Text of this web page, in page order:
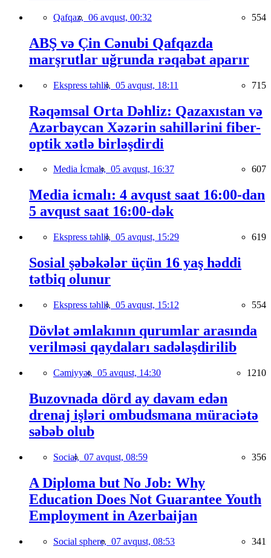
Qafqaz, 06 avqust, 00:32 554
ABŞ və Çin Cənubi Qafqazda
marşrutlar uğrunda rəqabət aparır
Ekspress təhlil, 05 avqust, 18:11 715
Rəqəmsal Orta Dəhliz: Qazaxıstan və
Azərbaycan Xəzərin sahillərini fiber-
optik xətlə birləşdirdi
Media İcmalı, 05 avqust, 16:37 607
Media icmalı: 4 avqust saat 16:00-dan
5 avqust saat 16:00-dək
Ekspress təhlil, 05 avqust, 15:29 619
Sosial şəbəkələr üçün 16 yaş həddi
tətbiq olunur
Ekspress təhlil, 05 avqust, 15:12 554
Dövlət əmlakının qurumlar arasında
verilməsi qaydaları sadələşdirilib
Cəmiyyət, 05 avqust, 14:30 1210
Buzovnada dörd ay davam edən
drenaj işləri ombudsmana müraciətə
səbəb olub
Social, 07 avqust, 08:59 356
A Diploma but No Job: Why
Education Does Not Guarantee Youth
Employment in Azerbaijan
Social sphere, 07 avqust, 08:53 341